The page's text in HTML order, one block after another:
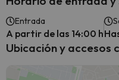
Entrada
A partir de las 14:00 h
Ubicación y accesos